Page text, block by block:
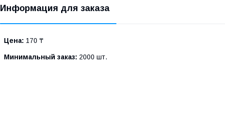
Информация для заказа
Цена: 170 ₸
Минимальный заказ: 2000 шт.